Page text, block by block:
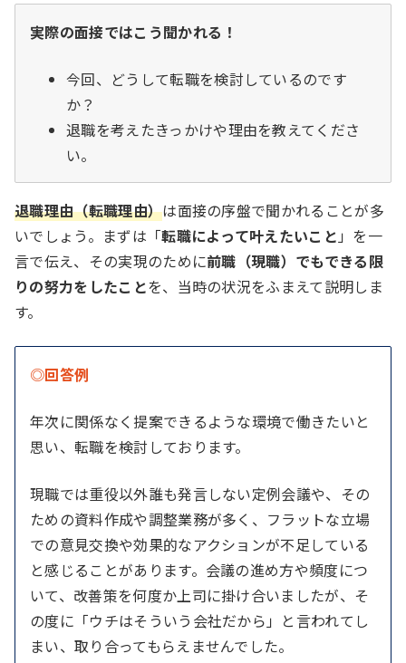
実際の面接ではこう聞かれる！
今回、どうして転職を検討しているのです
か？
退職を考えたきっかけや理由を教えてくださ
い。
退職理由（転職理由）は面接の序盤で聞かれることが多
いでしょう。まずは「転職によって叶えたいこと 」を一
言で伝え、その実現のために前職（現職）でもできる限
りの努力をしたことを、当時の状況をふまえて説明しま
す。
◎回答例
年次に関係なく提案できるような環境で働きたいと
思い、転職を検討しております。
現職では重役以外誰も発言しない定例会議や、その
ための資料作成や調整業務が多く、フラットな立場
での意見交換や効果的なアクションが不足している
と感じることがあります。会議の進め方や頻度につ
いて、改善策を何度か上司に掛け合いましたが、そ
の度に「ウチはそういう会社だから」と言われてし
まい、取り合ってもらえませんでした。